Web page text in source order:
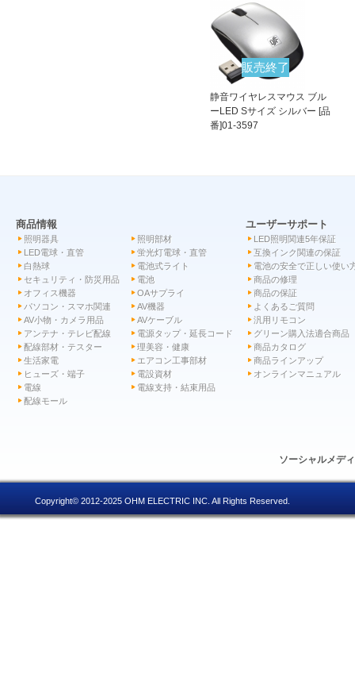
販売終了
静音ワイヤレスマウス ブル
ーLED Sサイズ シルバー [品
番]01-3597
商品情報
照明器具
照明部材
LED電球・直管
蛍光灯電球・直管
白熱球
電池式ライト
セキュリティ・防災用品
電池
オフィス機器
OAサプライ
パソコン・スマホ関連
AV機器
AV小物・カメラ用品
AVケーブル
アンテナ・テレビ配線
電源タップ・延長コード
配線部材・テスター
理美容・健康
生活家電
エアコン工事部材
ヒューズ・端子
電設資材
電線
電線支持・結束用品
配線モール
ユーザーサポート
LED照明関連5年保証
互換インク関連の保証
電池の安全で正しい使い
商品の修理
商品の保証
よくあるご質問
汎用リモコン
グリーン購入法適合商品
商品カタログ
商品ラインアップ
オンラインマニュアル
ソーシャルメデ
Copyright© 2012-2025 OHM ELECTRIC INC. All Rights Reserved.